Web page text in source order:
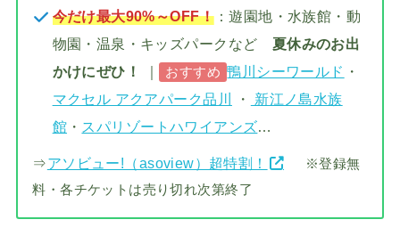
今だけ最大90%～OFF！：遊園地・水族館・動
物園・温泉・キッズパークなど 夏休みのお出
かけにぜひ！
｜ おすすめ 鴨川シーワールド ・
マクセル アクアパーク品川
・
新江ノ島水族
館 ・ スパリゾートハワイアンズ…
⇒アソビュー!（asoview）超特割！
※登録無
料・各チケットは売り切れ次第終了